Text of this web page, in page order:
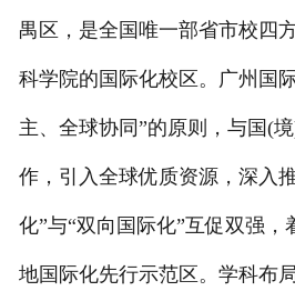
禺区，是全国唯一部省市校四
科学院的国际化校区。广州国
主、全球协同”的原则，与国(
作，引入全球优质资源，深入
化”与“双向国际化”互促双强，
地国际化先行示范区。学科布